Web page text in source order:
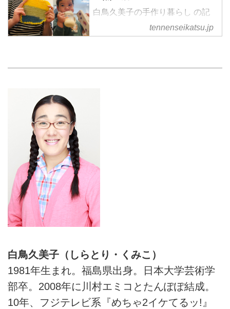
白鳥久美子の手作り暮らし の記
tennenseikatsu.jp
白鳥久美子（しらとり・くみこ）
1981年生まれ。福島県出身。日本大学芸術学
部卒。2008年に川村エミコとたんぽぽ結成。
10年、フジテレビ系『めちゃ2イケてるッ!』